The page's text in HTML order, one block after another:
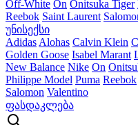
Off-White On Onitsuka Tiger
Reebok Saint Laurent
უნისექსი
Adidas Alohas Calvin Klein
Golden Goose Isabel Marant
New Balance Nike On
Philippe Model Puma Reebok
Salomon Valentino
ფასდაკლება